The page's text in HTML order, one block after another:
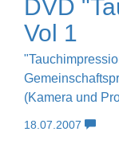
DVD
Vol 1
(Kamera und
18.07.2007